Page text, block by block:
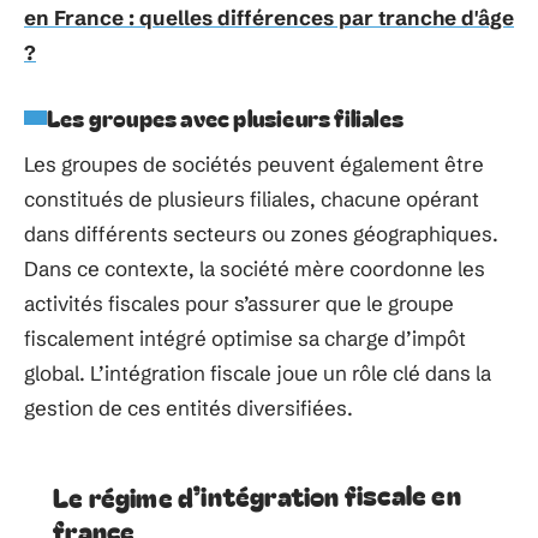
en France : quelles différences par tranche d'âge
?
Les groupes avec plusieurs filiales
Les groupes de sociétés peuvent également être
constitués de plusieurs filiales, chacune opérant
dans différents secteurs ou zones géographiques.
Dans ce contexte, la société mère coordonne les
activités fiscales pour s’assurer que le groupe
fiscalement intégré optimise sa charge d’impôt
global. L’intégration fiscale joue un rôle clé dans la
gestion de ces entités diversifiées.
Le régime d’intégration fiscale en
france